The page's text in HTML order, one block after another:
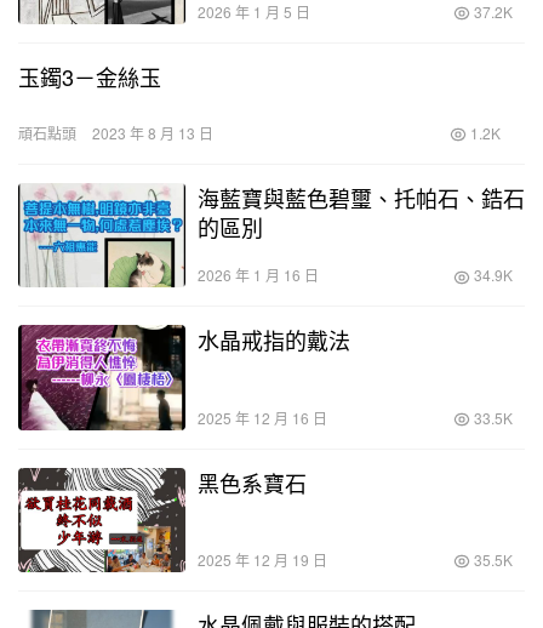
2026 年 1 月 5 日 37.2K
玉鐲3－金絲玉
頑石點頭 2023 年 8 月 13 日 1.2K
海藍寶與藍色碧璽、托帕石、鋯石
的區別
2026 年 1 月 16 日 34.9K
水晶戒指的戴法
2025 年 12 月 16 日 33.5K
黑色系寶石
2025 年 12 月 19 日 35.5K